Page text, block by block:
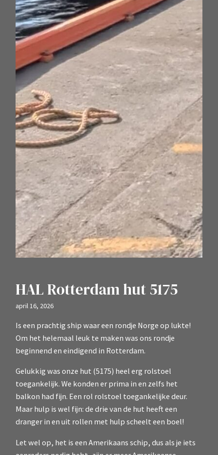
HAL Rotterdam hut 5175
april 16, 2026
Is een prachtig ship waar een rondje Norge op lukte!
Om het helemaal leuk te maken was ons rondje
beginnend en eindigend in Rotterdam.
Gelukkig was onze hut (5175) heel erg rolstoel
toegankelijk. We konden er prima in en zelfs het
balkon had fijn. Een rol rolstoel toegankelijke deur.
Maar hulp is wel fijn: de drie van de hut heeft een
dranger in en uit rollen met hulp scheelt een boel!
Let wel op, het is een Amerikaans schip, dus als je iets